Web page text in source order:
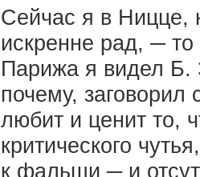
Сейчас я в Ницце,
искренне рад, ─
Парижа я видел Б.
почему,
любит и ценит то,
критического
к фальши ─ и